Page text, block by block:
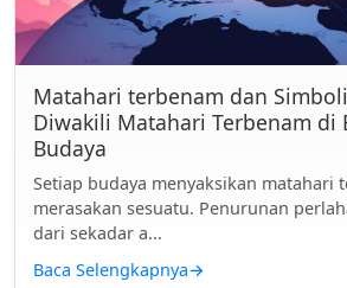
Matahari terbenam dan
Diwakili Matahari Terbenam di
Budaya
Setiap budaya menyaksikan matahari
merasakan sesuatu. Penurunan
dari sekadar a...
Baca Selengkapnya→